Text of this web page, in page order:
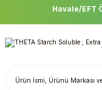
Havale/EFT